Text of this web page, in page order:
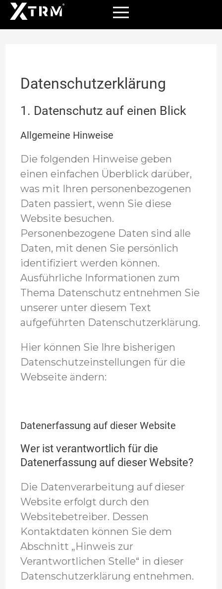
Zum
Inhalt
Menü
Datenschutz­erklärung
1. Datenschutz auf einen Blick
Allgemeine Hinweise
Die folgenden Hinweise geben
einen einfachen Überblick darüber,
was mit Ihren personenbezogenen
Daten passiert, wenn Sie diese
Website besuchen.
Personenbezogene Daten sind alle
Daten, mit denen Sie persönlich
identifiziert werden können.
Ausführliche Informationen zum
Thema Datenschutz entnehmen Sie
unserer unter diesem Text
aufgeführten Datenschutzerklärung.
Hier können Sie Ihre bisherigen
Datenschutzeinstellungen für die
Webseite ändern:
Datenerfassung auf dieser Website
Wer ist verantwortlich für die
Datenerfassung auf dieser Website?
Die Datenverarbeitung auf dieser
Website erfolgt durch den
Websitebetreiber. Dessen
Kontaktdaten können Sie dem
Abschnitt „Hinweis zur
Verantwortlichen Stelle“ in dieser
Datenschutzerklärung entnehmen.